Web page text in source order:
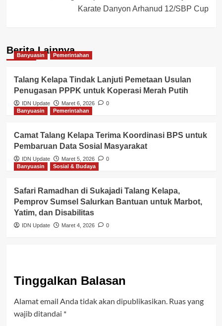
Karate Danyon Arhanud 12/SBP Cup
Berita Lainnya
Banyuasin Pemerintahan
Talang Kelapa Tindak Lanjuti Pemetaan Usulan
Penugasan PPPK untuk Koperasi Merah Putih
IDN Update Maret 6, 2026
0
Banyuasin
Pemerintahan
Camat Talang Kelapa Terima Koordinasi BPS untuk
Pembaruan Data Sosial Masyarakat
IDN Update Maret 5, 2026
0
Banyuasin
Sosial & Budaya
Safari Ramadhan di Sukajadi Talang Kelapa,
Pemprov Sumsel Salurkan Bantuan untuk Marbot,
Yatim, dan Disabilitas
IDN Update Maret 4, 2026 0
Tinggalkan Balasan
Alamat email Anda tidak akan dipublikasikan. Ruas yang
wajib ditandai *